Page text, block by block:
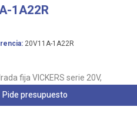
1A22R
20V11A-1A22R
fija VICKERS serie 20V,
Pide presupuesto